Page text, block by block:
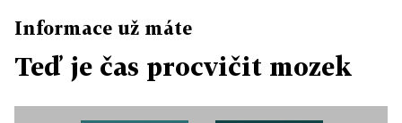
Informace už máte
Teď je čas procvičit mozek